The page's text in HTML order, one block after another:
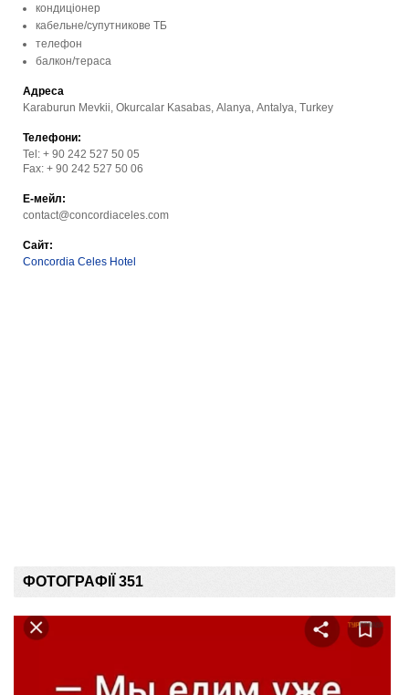
кондиціонер
кабельне/супутникове ТБ
телефон
балкон/тераса
Адреса
Karaburun Mevkii, Okurcalar Kasabas, Alanya, Antalya, Turkey
Телефони:
Tel: + 90 242 527 50 05
Fax: + 90 242 527 50 06
Е-мейл:
contact@concordiaceles.com
Сайт:
Concordia Celes Hotel
ФОТОГРАФІЇ 351